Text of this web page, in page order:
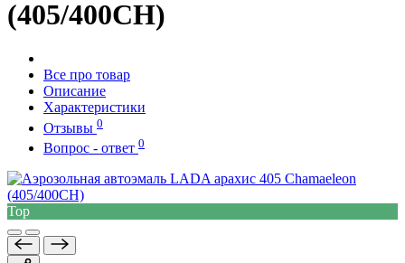
(405/400CH)
Все про товар
Описание
Характеристики
Отзывы 0
Вопрос - ответ 0
Top